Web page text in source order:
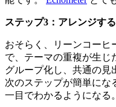
ステップ3：アレンジする
おそらく、リーンコーヒ
で、テーマの重複が生じ
グループ化し、共通の見
次のステップが簡単にな
一目でわかるようになる。